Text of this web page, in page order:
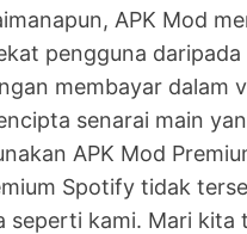
APK Mod
pengguna
membayar dalam
senarai main
APK Mod
Spotify tidak
seperti kami. Mari kita